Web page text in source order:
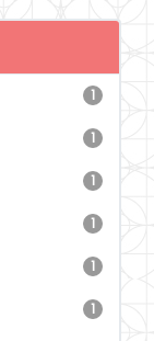
1
1
1
1
1
1